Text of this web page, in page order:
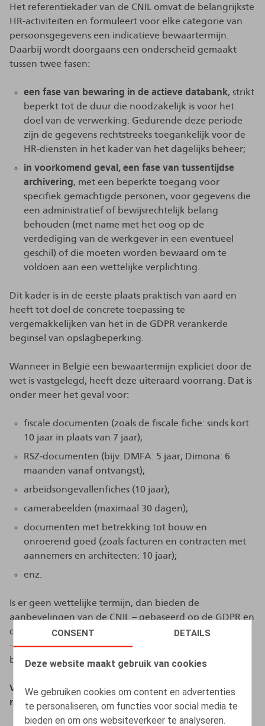
CONSENT DETAILS
Deze website maakt gebruik van cookies
We gebruiken cookies om content en advertenties
te personaliseren, om functies voor social media te
bieden en om ons websiteverkeer te analyseren.
Het referentiekader van de CNIL omvat de belangrijkste
HR-activiteiten en formuleert voor elke categorie van
persoonsgegevens een indicatieve bewaartermijn.
Daarbij wordt doorgaans een onderscheid gemaakt
tussen twee fasen:
een fase van bewaring in de actieve databank, strikt
beperkt tot de duur die noodzakelijk is voor het
doel van de verwerking. Gedurende deze periode
zijn de gegevens rechtstreeks toegankelijk voor de
HR-diensten in het kader van het dagelijks beheer;
in voorkomend geval, een fase van tussentijdse
archivering, met een beperkte toegang voor
specifiek gemachtigde personen, voor gegevens die
een administratief of bewijsrechtelijk belang
behouden (met name met het oog op de
verdediging van de werkgever in een eventueel
geschil) of die moeten worden bewaard om te
voldoen aan een wettelijke verplichting.
Dit kader is in de eerste plaats praktisch van aard en
heeft tot doel de concrete toepassing te
vergemakkelijken van het in de GDPR verankerde
beginsel van opslagbeperking.
Wanneer in België een bewaartermijn expliciet door de
wet is vastgelegd, heeft deze uiteraard voorrang. Dat is
onder meer het geval voor:
fiscale documenten (zoals de fiscale fiche: sinds kort
10 jaar in plaats van 7 jaar);
RSZ‑documenten (bijv. DMFA: 5 jaar; Dimona: 6
maanden vanaf ontvangst);
arbeidsongevallenfiches (10 jaar);
camerabeelden (maximaal 30 dagen);
documenten met betrekking tot bouw en
onroerend goed (zoals facturen en contracten met
aannemers en architecten: 10 jaar);
enz.
Is er geen wettelijke termijn, dan bieden de
aanbevelingen van de CNIL – gebaseerd op de GDPR en
de praktijkervaring van toezichthoudende autoriteiten
- nuttige richtlijnen om passende en proportionele
bewaartermijnen te bepalen.
Voorbeelden van aanbevelingen uit het
referentiekader